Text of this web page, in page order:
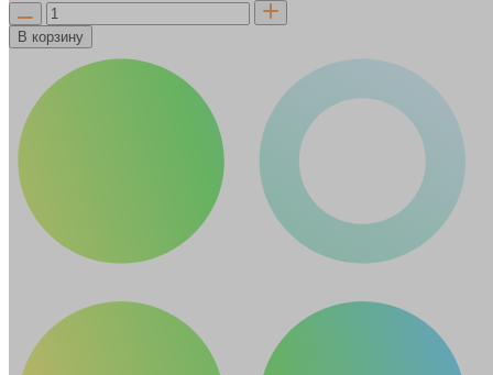
В корзину